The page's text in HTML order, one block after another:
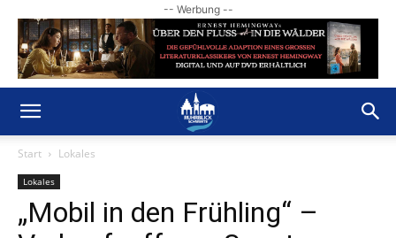
-- Werbung --
Start Lokales
Lokales
„Mobil in den Frühling“ –